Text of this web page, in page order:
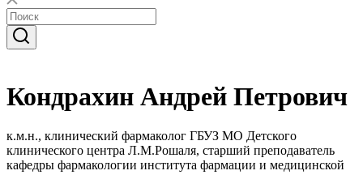
Кондрахин Андрей Петрович
к.м.н., клинический фармаколог ГБУЗ МО Детского
клинического центра Л.М.Рошаля, старший преподаватель
кафедры фармакологии института фармации и медицинской